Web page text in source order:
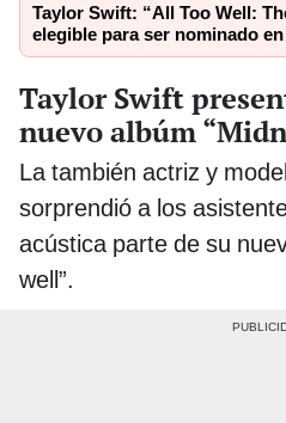
Taylor Swift: “All Too Well:
elegible para ser nominado
Taylor Swift
nuevo albúm
La también actriz y
sorprendió a los
acústica parte de su
well”.